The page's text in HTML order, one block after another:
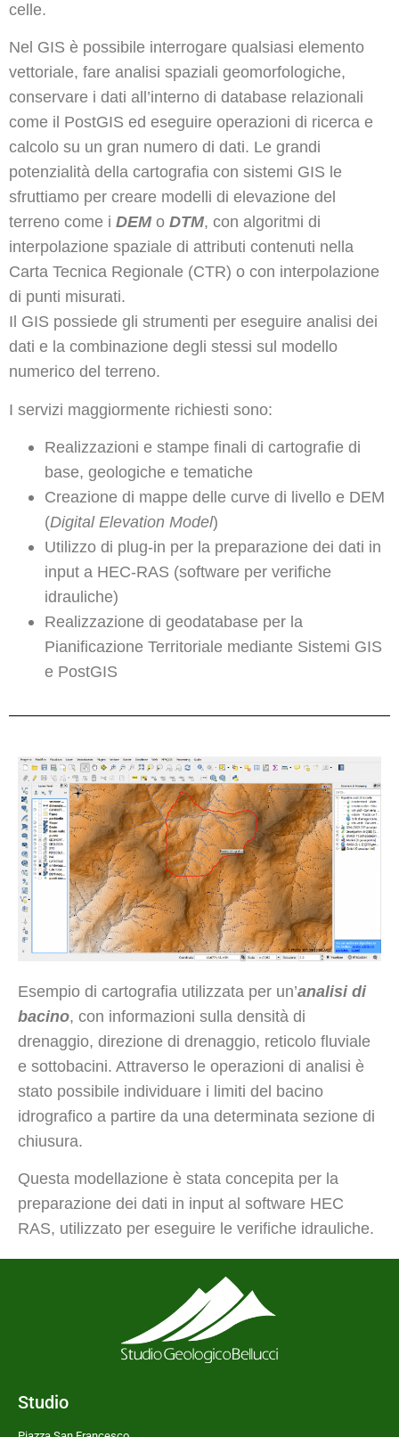
celle.
Nel GIS è possibile interrogare qualsiasi elemento
vettoriale, fare analisi spaziali geomorfologiche,
conservare i dati all’interno di database relazionali
come il PostGIS ed eseguire operazioni di ricerca e
calcolo su un gran numero di dati. Le grandi
potenzialità della cartografia con sistemi GIS le
sfruttiamo per creare modelli di elevazione del
terreno come i DEMo DTM, con algoritmi di
interpolazione spaziale di attributi contenuti nella
Carta Tecnica Regionale (CTR) o con interpolazione
di punti misurati.
Il GIS possiede gli strumenti per eseguire analisi dei
dati e la combinazione degli stessi sul modello
numerico del terreno.
I servizi maggiormente richiesti sono:
Realizzazioni e stampe finali di cartografie di
base, geologiche e tematiche
Creazione di mappe delle curve di livello e DEM
(Digital Elevation Model)
Utilizzo di plug-in per la preparazione dei dati in
input a HEC-RAS (software per verifiche
idrauliche)
Realizzazione di geodatabase per la
Pianificazione Territoriale mediante Sistemi GIS
e PostGIS
Esempio di cartografia utilizzata per un’analisi di
bacino, con informazioni sulla densità di
drenaggio, direzione di drenaggio, reticolo fluviale
e sottobacini. Attraverso le operazioni di analisi è
stato possibile individuare i limiti del bacino
idrografico a partire da una determinata sezione di
chiusura.
Questa modellazione è stata concepita per la
preparazione dei dati in input al software HEC
RAS, utilizzato per eseguire le verifiche idrauliche.
Studio